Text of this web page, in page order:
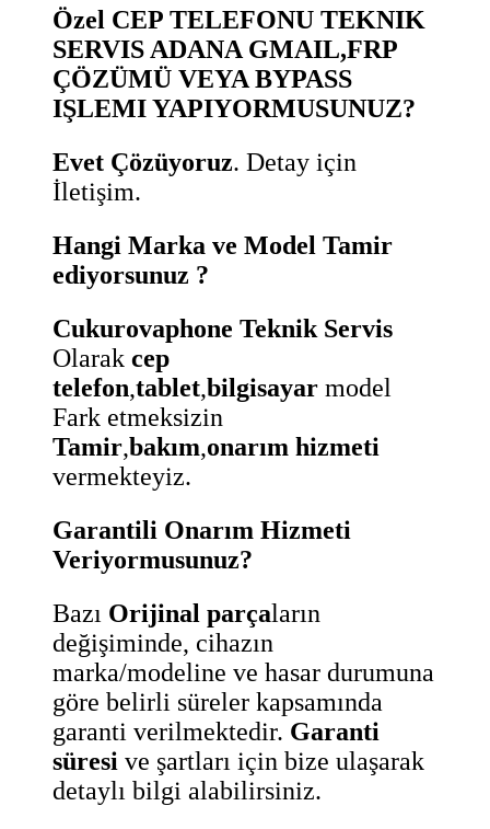
Özel CEP TELEFONU TEKNIK
SERVIS ADANA GMAIL,FRP
ÇÖZÜMÜ VEYA BYPASS
IŞLEMI YAPIYORMUSUNUZ?
Evet Çözüyoruz. Detay için
İletişim.
Hangi Marka ve Model Tamir
ediyorsunuz ?
Cukurovaphone Teknik Servis
Olarak cep
telefon,tablet,bilgisayar model
Fark etmeksizin
Tamir,bakım,onarım hizmeti
vermekteyiz.
Garantili Onarım Hizmeti
Veriyormusunuz?
Bazı Orijinal parçaların
değişiminde, cihazın
marka/modeline ve hasar durumuna
göre belirli süreler kapsamında
garanti verilmektedir. Garanti
süresi ve şartları için bize ulaşarak
detaylı bilgi alabilirsiniz.